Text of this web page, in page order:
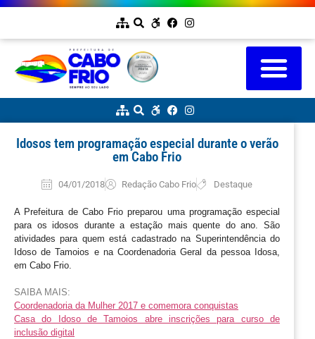
Idosos tem programação especial durante o verão
em Cabo Frio
04/01/2018 Redação Cabo Frio Destaque
A Prefeitura de Cabo Frio preparou uma programação especial
para os idosos durante a estação mais quente do ano. São
atividades para quem está cadastrado na Superintendência do
Idoso de Tamoios e na Coordenadoria Geral da pessoa Idosa,
em Cabo Frio.
SAIBA MAIS:
Coordenadoria da Mulher 2017 e comemora conquistas
Casa do Idoso de Tamoios abre inscrições para curso de
inclusão digital